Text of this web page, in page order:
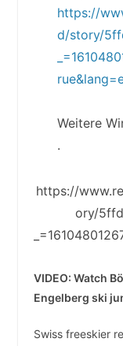
https://
d/story/
Weitere
.
https://
ory/
VIDEO: Watch
Engelberg ski
Swiss freeskier